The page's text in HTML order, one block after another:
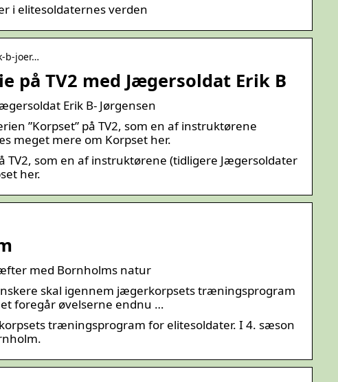
i elitesoldaternes verden
b-joer…
på TV2 med Jægersoldat Erik B
Erik B- Jørgensen
”Korpset” på TV2, som en af instruktørene
meget mere om Korpset her.
TV2, som en af instruktørene (tidligere Jægersoldater
her.
med Bornholms natur
skal igennem jægerkorpsets træningsprogram
foregår øvelserne endnu …
træningsprogram for elitesoldater. I 4. sæson